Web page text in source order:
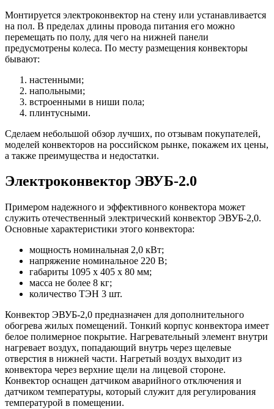
Монтируется электроконвектор на стену или устанавливается
на пол. В пределах длины провода питания его можно
перемещать по полу, для чего на нижней панели
предусмотрены колеса. По месту размещения конвекторы
бывают:
настенными;
напольными;
встроенными в ниши пола;
плинтусными.
Сделаем небольшой обзор лучших, по отзывам покупателей,
моделей конвекторов на российском рынке, покажем их цены,
а также преимущества и недостатки.
Электроконвектор ЭВУБ-2.0
Примером надежного и эффективного конвектора может
служить отечественный электрический конвектор ЭВУБ-2,0.
Основные характеристики этого конвектора:
мощность номинальная 2,0 кВт;
напряжение номинальное 220 В;
габариты 1095 х 405 х 80 мм;
масса не более 8 кг;
количество ТЭН 3 шт.
Конвектор ЭВУБ-2,0 предназначен для дополнительного
обогрева жилых помещений. Тонкий корпус конвектора имеет
белое полимерное покрытие. Нагревательный элемент внутри
нагревает воздух, попадающий внутрь через щелевые
отверстия в нижней части. Нагретый воздух выходит из
конвектора через верхние щели на лицевой стороне.
Конвектор оснащен датчиком аварийного отключения и
датчиком температуры, который служит для регулирования
температурой в помещении.